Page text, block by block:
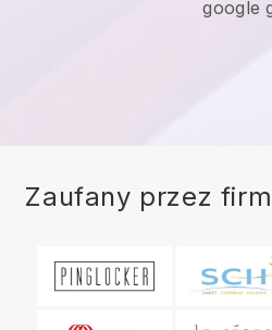
google
Zaufany przez